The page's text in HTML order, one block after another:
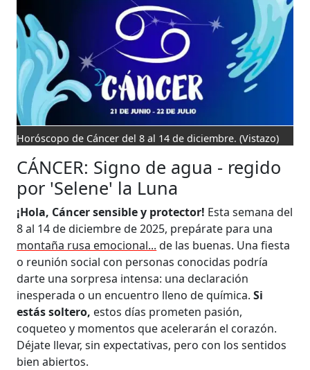
Horóscopo de Cáncer del 8 al 14 de diciembre. (Vistazo)
CÁNCER: Signo de agua - regido
por 'Selene' la Luna
¡Hola, Cáncer sensible y protector! Esta semana del
8 al 14 de diciembre de 2025, prepárate para una
montaña rusa emocional... de las buenas. Una fiesta
o reunión social con personas conocidas podría
darte una sorpresa intensa: una declaración
inesperada o un encuentro lleno de química.Si
estás soltero, estos días prometen pasión,
coqueteo y momentos que acelerarán el corazón.
Déjate llevar, sin expectativas, pero con los sentidos
bien abiertos.